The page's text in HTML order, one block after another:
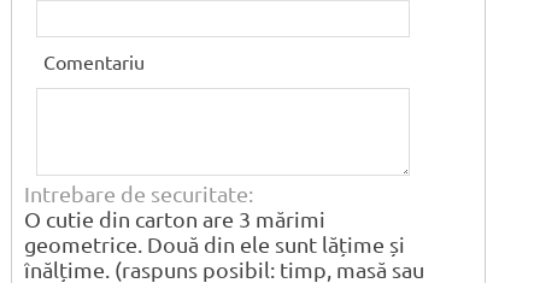
Comentariu
Intrebare de securitate:
O cutie din carton are 3 mărimi
geometrice. Două din ele sunt lățime și
înălțime. (raspuns posibil: timp, masă sau